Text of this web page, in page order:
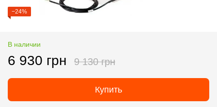
−24%
В наличии
6 930 грн 9 130 грн
Купить